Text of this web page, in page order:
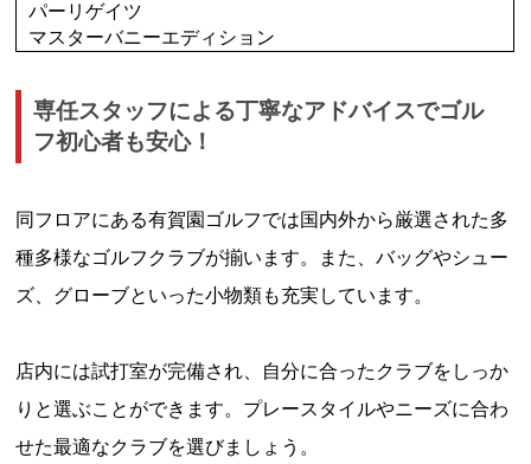
パーリゲイツ
マスターバニーエディション
専任スタッフによる丁寧なアドバイスでゴル
フ初心者も安心！
同フロアにある有賀園ゴルフでは国内外から厳選された多
種多様なゴルフクラブが揃います。また、バッグやシュー
ズ、グローブといった小物類も充実しています。
店内には試打室が完備され、自分に合ったクラブをしっか
りと選ぶことができます。プレースタイルやニーズに合わ
せた最適なクラブを選びましょう。